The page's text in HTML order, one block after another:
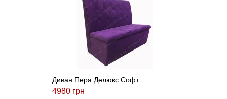
Диван Пера Делюкс Софт
4980 грн